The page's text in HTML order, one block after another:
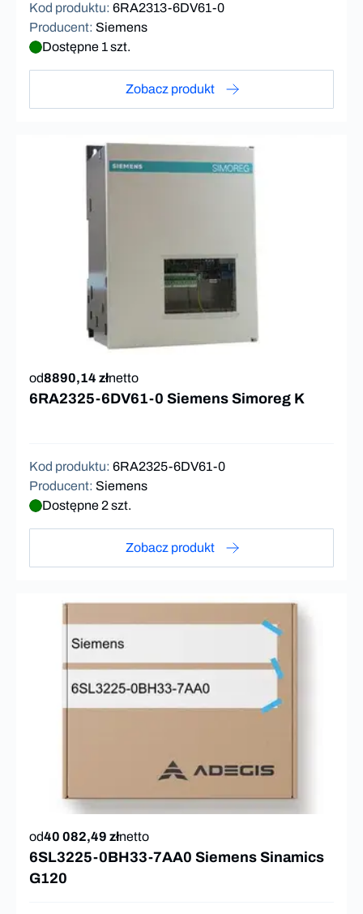
Kod produktu: 6RA2313-6DV61-0
Producent: Siemens
Dostępne 1 szt.
Zobacz produkt
od8890,14 złnetto
6RA2325-6DV61-0 Siemens Simoreg K
Kod produktu: 6RA2325-6DV61-0
Producent: Siemens
Dostępne 2 szt.
Zobacz produkt
od40 082,49 złnetto
6SL3225-0BH33-7AA0 Siemens Sinamics
G120